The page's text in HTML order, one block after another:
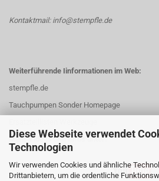
Diese Webseite verwendet
Technologien
Wir verwenden Cookies und ähnliche
Drittanbietern, um die ordentliche
Kontaktmail: info@stempfle.de
Weiterführende Iinformationen im Web:
stempfle.de
Tauchpumpen Sonder Homepage
Mehr Videos und Infos unter: